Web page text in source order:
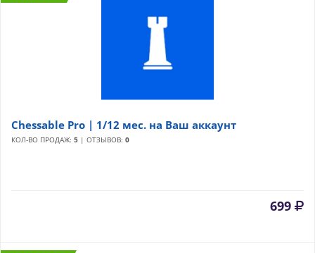
Chessable Pro | 1/12 мес. на Ваш аккаунт
КОЛ-ВО ПРОДАЖ: 5 | ОТЗЫВОВ: 0
699